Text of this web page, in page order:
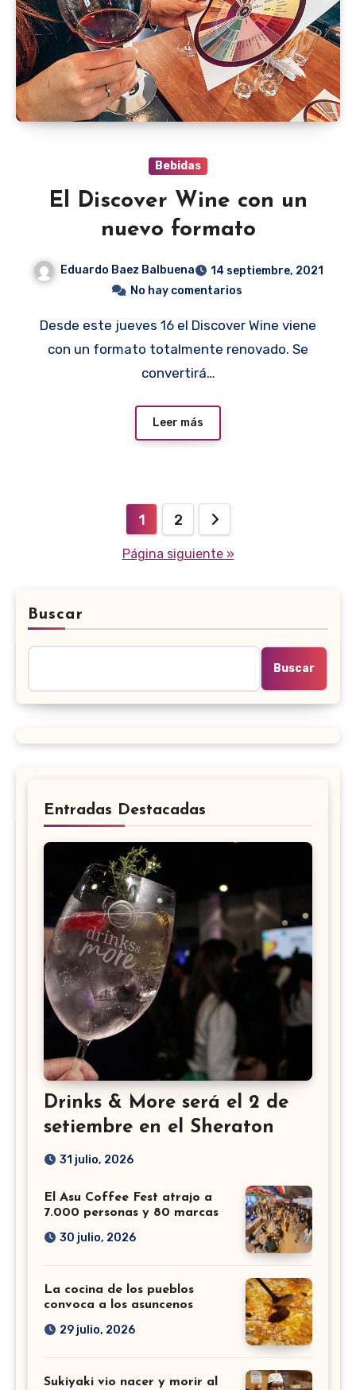
Bebidas
El Discover Wine con un
nuevo formato
Eduardo Baez Balbuena
14 septiembre, 2021
No hay comentarios
Desde este jueves 16 el Discover Wine viene
con un formato totalmente renovado. Se
convertirá…
Leer más
Paginación
1 2
Página siguiente »
Buscar
Buscar
Entradas Destacadas
Drinks & More será el 2 de
setiembre en el Sheraton
31 julio, 2026
El Asu Coffee Fest atrajo a
7.000 personas y 80 marcas
30 julio, 2026
La cocina de los pueblos
convoca a los asuncenos
29 julio, 2026
Sukiyaki vio nacer y morir al